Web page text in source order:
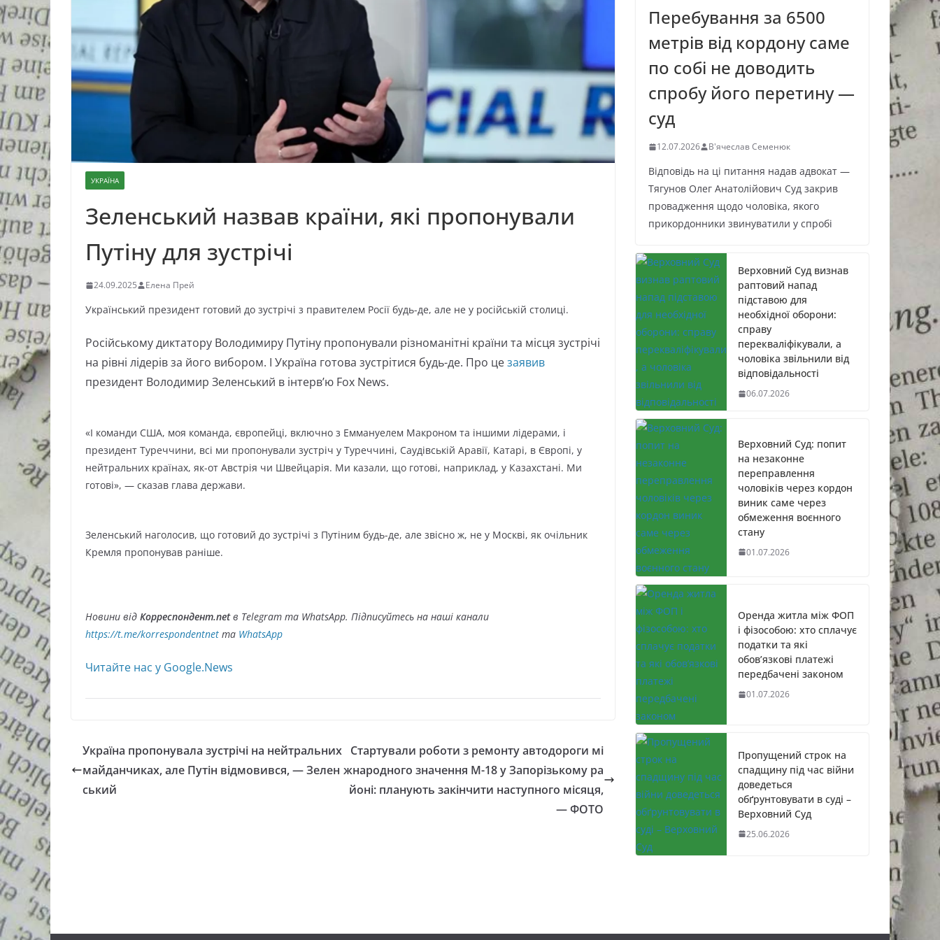
УКРАЇНА
Зеленський назвав країни, які пропонували
Путіну для зустрічі
24.09.2025 Елена Прей
Український президент готовий до зустрічі з правителем Росії будь-де, але не у російській столиці.
Російському диктатору Володимиру Путіну пропонували різноманітні країни та місця зустрічі
на рівні лідерів за його вибором. І Україна готова зустрітися будь-де. Про цезаявив
президент Володимир Зеленський в інтерв’ю Fox News.
«І команди США, моя команда, європейці, включно з Еммануелем Макроном та іншими лідерами, і
президент Туреччини, всі ми пропонували зустріч у Туреччині, Саудівській Аравії, Катарі, в Європі, у
нейтральних країнах, як-от Австрія чи Швейцарія. Ми казали, що готові, наприклад, у Казахстані. Ми
готові», — сказав глава держави.
Зеленський наголосив, що готовий до зустрічі з Путіним будь-де, але звісно ж, не у Москві, як очільник
Кремля пропонував раніше.
Новини від Корреспондент.netв Telegram та WhatsApp. Підписуйтесь на наші канали
https://t.me/korrespondentnet та WhatsApp
Читайте нас у Google.News
Україна пропонувала зустрічі на нейтральних
майданчиках, але Путін відмовився, — Зелен
ський
Стартували роботи з ремонту автодороги мі
жнародного значення М-18 у Запорізькому ра
йоні: планують закінчити наступного місяця,
— ФОТО
Перебування за 6500
метрів від кордону саме
по собі не доводить
спробу його перетину —
суд
12.07.2026 В'ячеслав Семенюк
Відповідь на ці питання надав адвокат —
Тягунов Олег Анатолійович Суд закрив
провадження щодо чоловіка, якого
прикордонники звинуватили у спробі
Верховний Суд визнав
раптовий напад
підставою для
необхідної оборони:
справу
перекваліфікували, а
чоловіка звільнили від
відповідальності
06.07.2026
Верховний Суд: попит
на незаконне
переправлення
чоловіків через кордон
виник саме через
обмеження воєнного
стану
01.07.2026
Оренда житла між ФОП
і фізособою: хто сплачує
податки та які
обов’язкові платежі
передбачені законом
01.07.2026
Пропущений строк на
спадщину під час війни
доведеться
обґрунтовувати в суді –
Верховний Суд
25.06.2026